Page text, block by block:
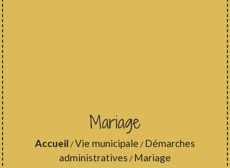
Mariage
Accueil /Vie municipale / Démarches
administratives / Mariage